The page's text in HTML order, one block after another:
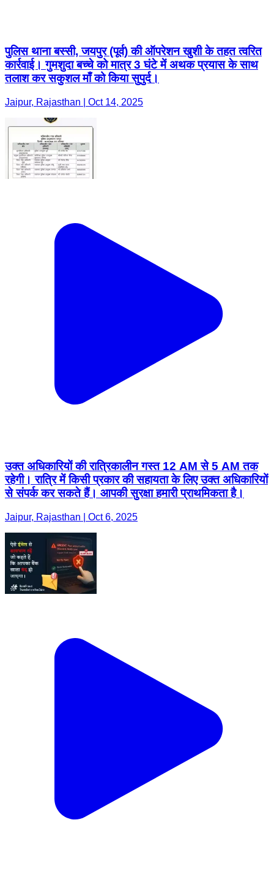
पुलिस थाना बस्सी, जयपुर (पूर्व) की ऑपरेशन खुशी के तहत त्वरित
कार्रवाई। गुमशुदा बच्चे को मात्र 3 घंटे में अथक प्रयास के साथ
तलाश कर सकुशल माँ को किया सुपुर्द।
Jaipur, Rajasthan | Oct 14, 2025
उक्त अधिकारियों की रात्रिकालीन गस्त 12 AM से 5 AM तक
रहेगी। रात्रि में किसी प्रकार की सहायता के लिए उक्त अधिकारियों
से संपर्क कर सकते हैं। आपकी सुरक्षा हमारी प्राथमिकता है।
Jaipur, Rajasthan | Oct 6, 2025